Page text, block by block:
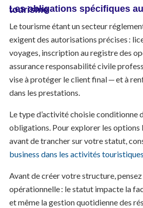
Les obligations spécifiques au secteur du tourisme
Le tourisme étant un secteur
exigent des autorisations précises :
voyages, inscription au registre des
assurance responsabilité civile
vise à protéger le client final — et à
dans les prestations.
Le type d’activité choisie conditionne
obligations. Pour explorer les options
avant de trancher sur votre statut,
business dans les activités touristiques
Avant de créer votre structure,
opérationnelle : le statut impacte la
et même la gestion quotidienne des